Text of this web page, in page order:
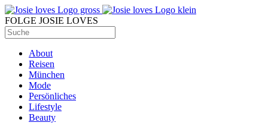
FOLGE JOSIE LOVES
About
Reisen
München
Mode
Persönliches
Lifestyle
Beauty